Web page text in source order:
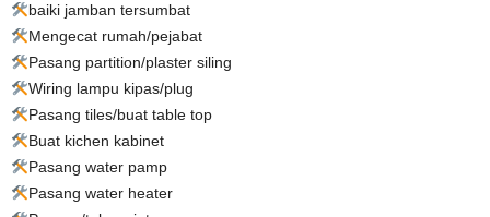
baiki jamban tersumbat
Mengecat rumah/pejabat
Pasang partition/plaster siling
Wiring lampu kipas/plug
Pasang tiles/buat table top
Buat kichen kabinet
Pasang water pamp
Pasang water heater